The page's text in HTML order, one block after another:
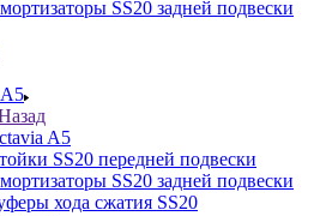
SS20 задней подвески
A5
SS20 передней подвески
SS20 задней подвески
хода сжатия SS20